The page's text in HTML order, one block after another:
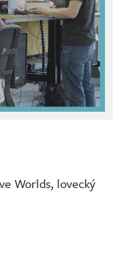
Worlds, lovecký